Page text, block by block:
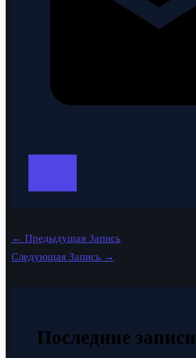
← Предыдущая Запись
Следующая Запись →
Последние записи